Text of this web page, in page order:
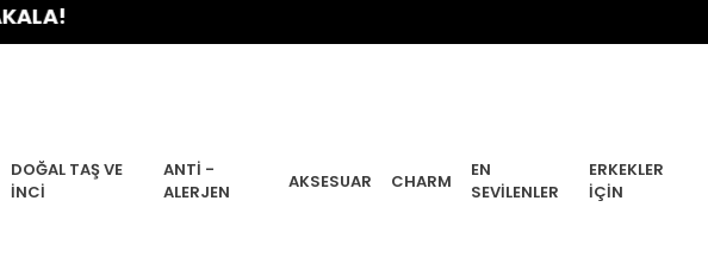
DOĞAL TAŞ VE
İNCI
ANTI -
ALERJEN
AKSESUAR CHARM
EN
SEVILENLER
ERKEKLER
İÇIN